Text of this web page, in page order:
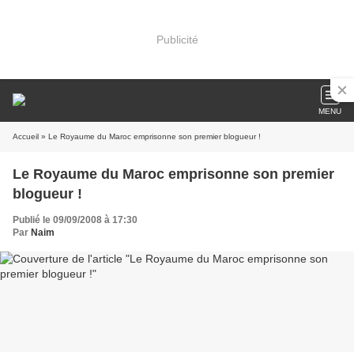
Publicité
MENU
Accueil » Le Royaume du Maroc emprisonne son premier blogueur !
Le Royaume du Maroc emprisonne son premier
blogueur !
Publié le 09/09/2008 à 17:30
Par Naim